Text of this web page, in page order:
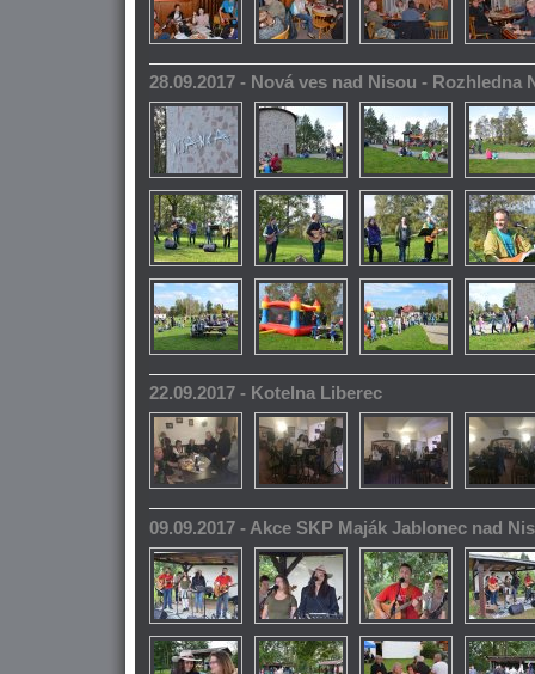
28.09.2017 - Nová ves nad Nisou - Rozhledna
22.09.2017 - Kotelna Liberec
09.09.2017 - Akce SKP Maják Jablonec nad